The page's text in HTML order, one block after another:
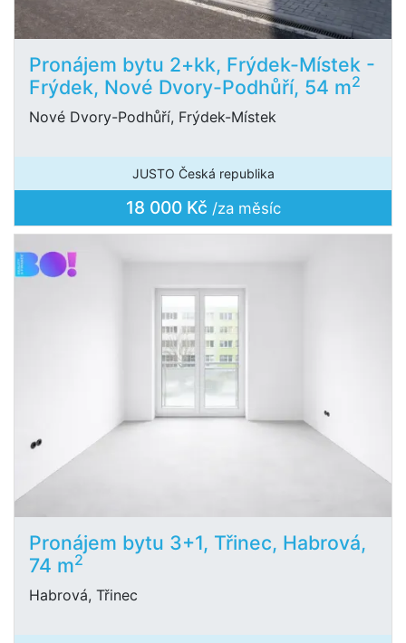
Pronájem bytu 2+kk, Frýdek-Místek -
Frýdek, Nové Dvory-Podhůří, 54 m2
Nové Dvory-Podhůří, Frýdek-Místek
JUSTO Česká republika
18 000 Kč /za měsíc
Pronájem bytu 3+1, Třinec, Habrová,
74 m2
Habrová, Třinec